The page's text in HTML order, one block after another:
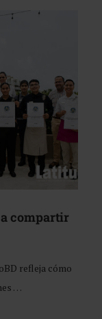
compartir
refleja cómo
…